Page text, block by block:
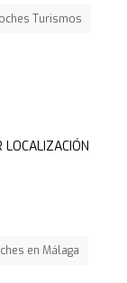
Turismos
LOCALIZACIÓN
en Málaga